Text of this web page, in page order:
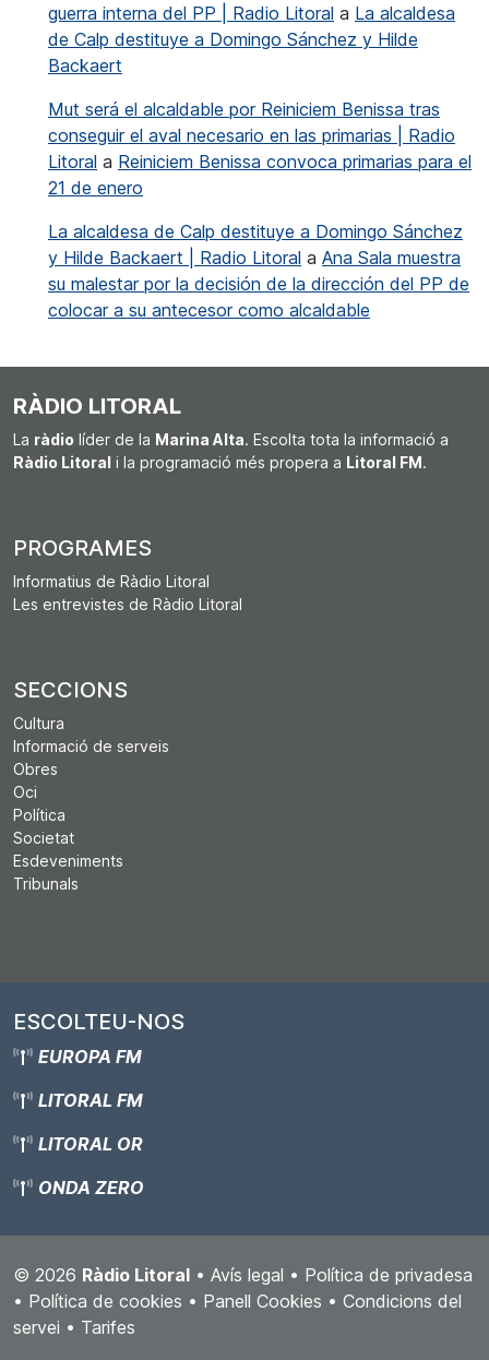
guerra interna del PP | Radio Litoral a La alcaldesa
de Calp destituye a Domingo Sánchez y Hilde
Backaert
Mut será el alcaldable por Reiniciem Benissa tras
conseguir el aval necesario en las primarias | Radio
Litoral a Reiniciem Benissa convoca primarias para el
21 de enero
La alcaldesa de Calp destituye a Domingo Sánchez
y Hilde Backaert | Radio Litoral a Ana Sala muestra
su malestar por la decisión de la dirección del PP de
colocar a su antecesor como alcaldable
RÀDIO LITORAL
La ràdio líder de la Marina Alta. Escolta tota la informació a
Ràdio Litoral i la programació més propera a Litoral FM .
PROGRAMES
Informatius de Ràdio Litoral
Les entrevistes de Ràdio Litoral
SECCIONS
Cultura
Informació de serveis
Obres
Oci
Política
Societat
Esdeveniments
Tribunals
ESCOLTEU-NOS
EUROPA FM
LITORAL FM
LITORAL OR
ONDA ZERO
© 2026 Ràdio Litoral • Avís legal • Política de privadesa
• Política de cookies • Panell Cookies • Condicions del
servei • Tarifes